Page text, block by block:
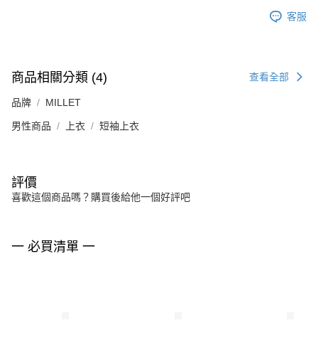
客服
商品相關分類 (4) 查看全部
品牌 MILLET
男性商品 上衣 短袖上衣
評價
喜歡這個商品嗎？購買後給他一個好評吧
一 必買清單 一